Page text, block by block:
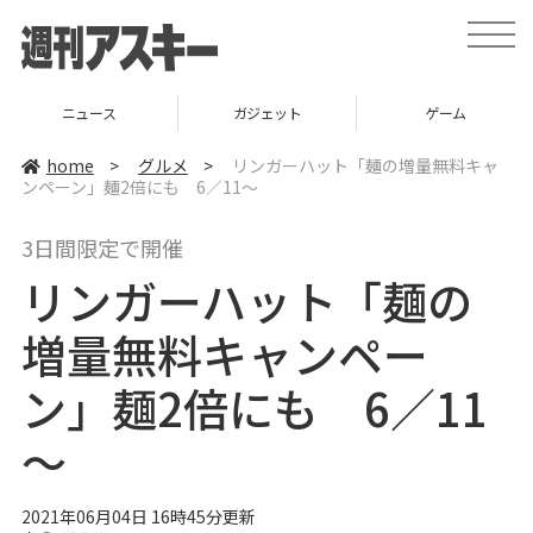
t
o
v
ニュース ガジェット ゲーム
home > グルメ >
リンガーハット「麺の増量無料キャ
ンペーン」麺2倍にも 6／11～
3日間限定で開催
リンガーハット「麺の
増量無料キャンペー
ン」麺2倍にも 6／11
～
2021年06月04日 16時45分更新